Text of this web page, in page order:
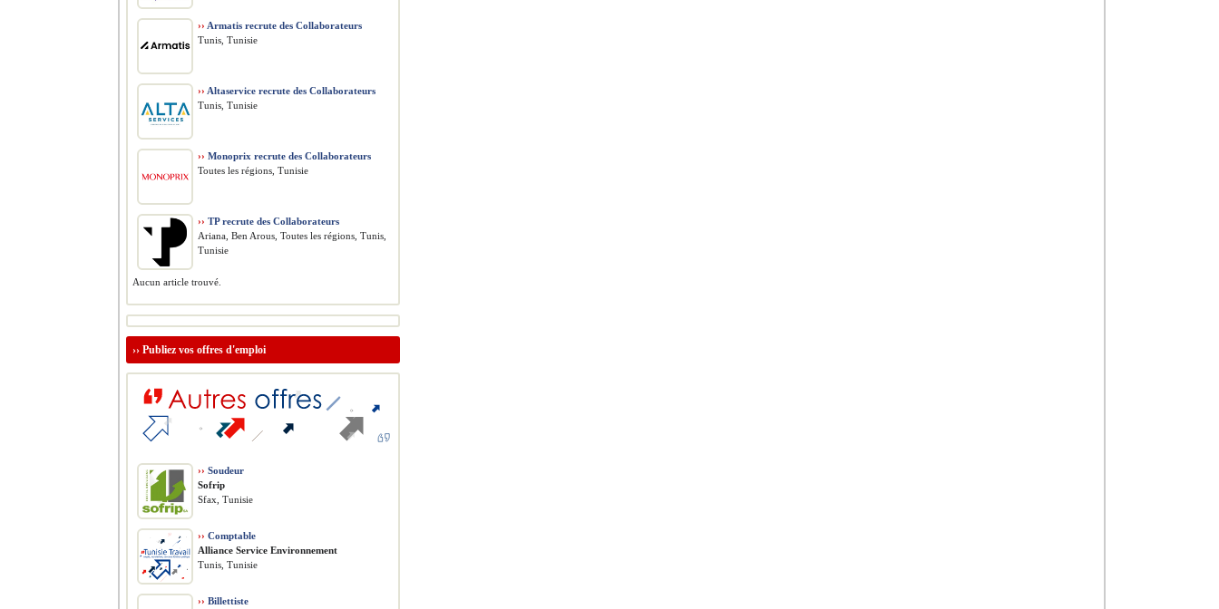
›› Armatis recrute des Collaborateurs
Tunis, Tunisie
›› Altaservice recrute des Collaborateurs
Tunis, Tunisie
›› Monoprix recrute des Collaborateurs
Toutes les régions, Tunisie
›› TP recrute des Collaborateurs
Ariana, Ben Arous, Toutes les régions, Tunis,
Tunisie
Aucun article trouvé.
›› Publiez vos offres d'emploi
›› Soudeur
Sofrip
Sfax, Tunisie
›› Comptable
Alliance Service Environnement
Tunis, Tunisie
›› Billettiste